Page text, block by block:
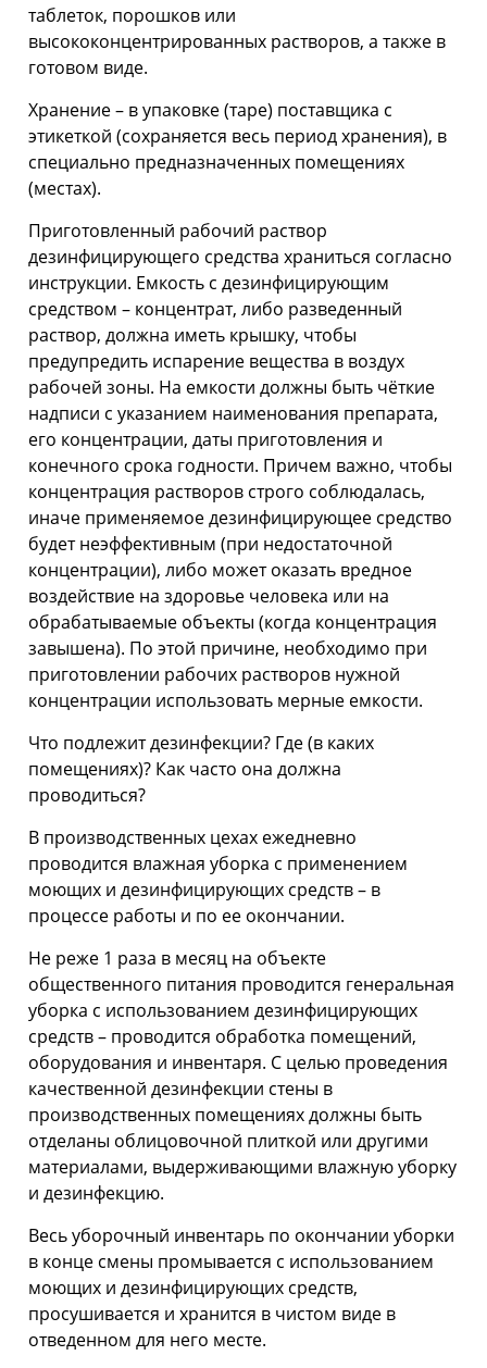
таблеток, порошков или
высококонцентрированных растворов, а также в
готовом виде.
Хранение – в упаковке (таре) поставщика с
этикеткой (сохраняется весь период хранения), в
специально предназначенных помещениях
(местах).
Приготовленный рабочий раствор
дезинфицирующего средства храниться согласно
инструкции. Емкость с дезинфицирующим
средством – концентрат, либо разведенный
раствор, должна иметь крышку, чтобы
предупредить испарение вещества в воздух
рабочей зоны. На емкости должны быть чёткие
надписи с указанием наименования препарата,
его концентрации, даты приготовления и
конечного срока годности. Причем важно, чтобы
концентрация растворов строго соблюдалась,
иначе применяемое дезинфицирующее средство
будет неэффективным (при недостаточной
концентрации), либо может оказать вредное
воздействие на здоровье человека или на
обрабатываемые объекты (когда концентрация
завышена). По этой причине, необходимо при
приготовлении рабочих растворов нужной
концентрации использовать мерные емкости.
Что подлежит дезинфекции? Где (в каких
помещениях)? Как часто она должна
проводиться?
В производственных цехах ежедневно
проводится влажная уборка с применением
моющих и дезинфицирующих средств – в
процессе работы и по ее окончании.
Не реже 1 раза в месяц на объекте
общественного питания проводится генеральная
уборка с использованием дезинфицирующих
средств – проводится обработка помещений,
оборудования и инвентаря. С целью проведения
качественной дезинфекции стены в
производственных помещениях должны быть
отделаны облицовочной плиткой или другими
материалами, выдерживающими влажную уборку
и дезинфекцию.
Весь уборочный инвентарь по окончании уборки
в конце смены промывается с использованием
моющих и дезинфицирующих средств,
просушивается и хранится в чистом виде в
отведенном для него месте.